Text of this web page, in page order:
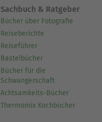
Sachbuch & Ratgeber
Bücher über Fotografie
Reiseberichte
Reiseführer
Bastelbücher
Bücher für die
Schwangerschaft
Achtsamkeits-Bücher
Thermomix Kochbücher